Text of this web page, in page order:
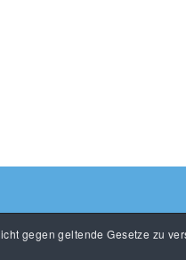
gegen geltende Gesetze zu